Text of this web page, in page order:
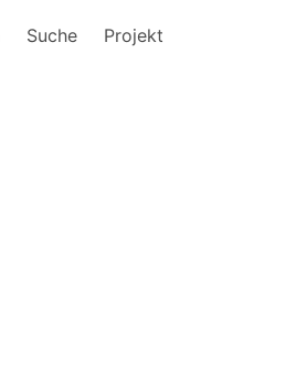
Suche Projekt